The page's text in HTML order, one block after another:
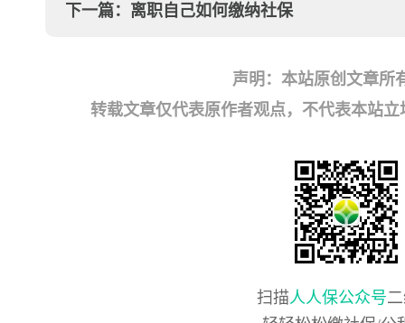
下一篇： 离职自己如何缴纳社保
声明：本站原创文章所
转载文章仅代表原作者观点，不代表本站
扫描人人保公众号